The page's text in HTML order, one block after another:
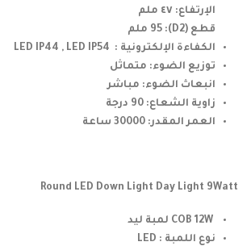
الإرتفاع: ٤٧ ملم
قطع (D2): 95 ملم
الكفاءة الإلكترونية : LED IP44 , LED IP54
توزيع الضوء: متماثل
انبعاث الضوء: مباشر
زاوية الشعاع: 90 درجة
العمر المقدر: 30000 ساعة
Round LED Down Light Day Light 9Watt
نوع اللمبة : LED